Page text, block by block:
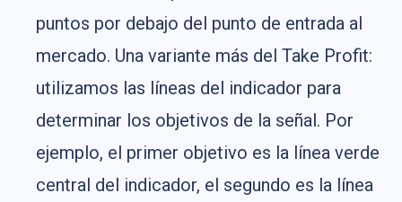
puntos por debajo del punto de entrada al
mercado. Una variante más del Take Profit:
utilizamos las líneas del indicador para
determinar los objetivos de la señal. Por
ejemplo, el primer objetivo es la línea verde
central del indicador, el segundo es la línea